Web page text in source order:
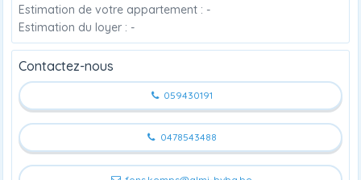
Estimation de votre appartement : -
Estimation du loyer : -
Contactez-nous
059430191
0478543488